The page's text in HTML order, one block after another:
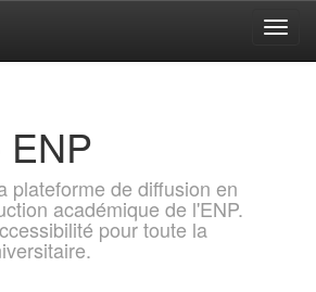
ENP
plateforme de diffusion en
académique de l'ENP.
pour toute la